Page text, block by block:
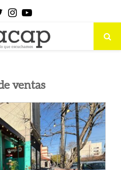
Twitter
Instagram
Youtube
ventas